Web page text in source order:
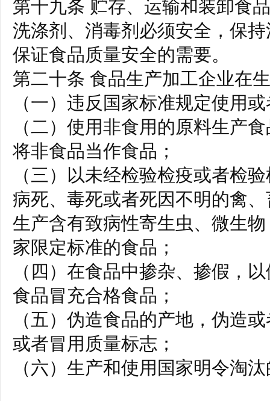
洗涤剂、消毒剂必须安全，保
保证食品质量安全的需要。
第二十条 食品生产加工企业在
（一）违反国家标准规定使用
（二）使用非食用的原料生产
将非食品当作食品；
（三）以未经检验检疫或者检
病死、毒死或者死因不明的禽
生产含有致病性寄生虫、微生
家限定标准的食品；
（四）在食品中掺杂、掺假，
食品冒充合格食品；
（五）伪造食品的产地，伪造
或者冒用质量标志；
（六）生产和使用国家明令淘